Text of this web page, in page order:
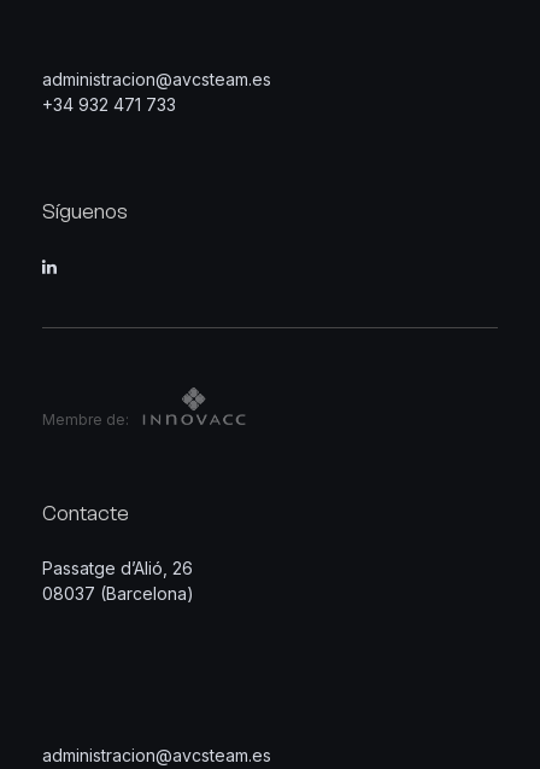
administracion@avcsteam.es
+34 932 471 733
Síguenos
Membre de:
Contacte
Passatge d’Alió, 26
08037 (Barcelona)
administracion@avcsteam.es